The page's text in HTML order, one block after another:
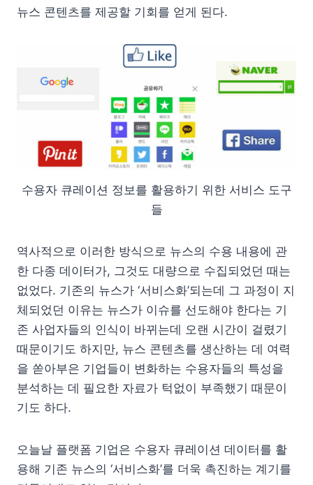
뉴스 콘텐츠를 제공할 기회를 얻게 된다.
수용자 큐레이션 정보를 활용하기 위한 서비스 도구
들
역사적으로 이러한 방식으로 뉴스의 수용 내용에 관
한 다종 데이터가, 그것도 대량으로 수집되었던 때는
없었다. 기존의 뉴스가 ‘서비스화’되는데 그 과정이 지
체되었던 이유는 뉴스가 이슈를 선도해야 한다는 기
존 사업자들의 인식이 바뀌는데 오랜 시간이 걸렸기
때문이기도 하지만, 뉴스 콘텐츠를 생산하는 데 여력
을 쏟아부은 기업들이 변화하는 수용자들의 특성을
분석하는 데 필요한 자료가 턱없이 부족했기 때문이
기도 하다.
오늘날 플랫폼 기업은 수용자 큐레이션 데이터를 활
용해 기존 뉴스의 ‘서비스화’를 더욱 촉진하는 계기를